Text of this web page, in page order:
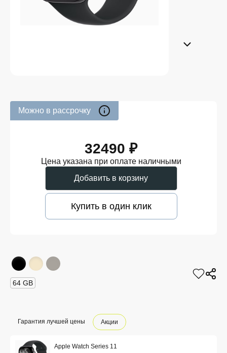
Можно в рассрочку
32490 ₽
Цена указана при оплате наличными
Добавить в корзину
Купить в один клик
64 GB
Гарантия лучшей цены Акции
Apple Watch Series 11